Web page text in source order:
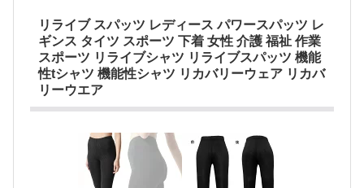
リライブ スパッツ レディース パワースパッツ レ
ギンス タイツ スポーツ 下着 女性 介護 福祉 作業
スポーツ リライブシャツ リライブスパッツ 機能
性tシャツ 機能性シャツ リカバリーウェア リカバ
リーウエア